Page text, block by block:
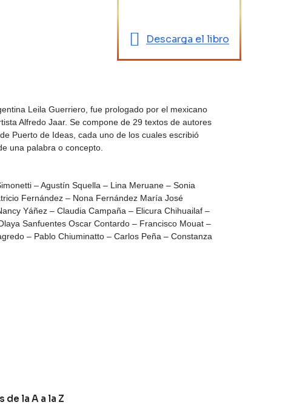
Descarga el libro
Leila Guerriero, fue prologado por el mexicano
Alfredo Jaar. Se compone de 29 textos de autores
Puerto de Ideas, cada uno de los cuales escribió
una palabra o concepto.
– Agustín Squella – Lina Meruane – Sonia
Fernández – Nona Fernández María José
Yáñez – Claudia Campaña – Elicura Chihuailaf –
Sanfuentes Oscar Contardo – Francisco Mouat –
– Pablo Chiuminatto – Carlos Peña – Constanza
de la A a la Z